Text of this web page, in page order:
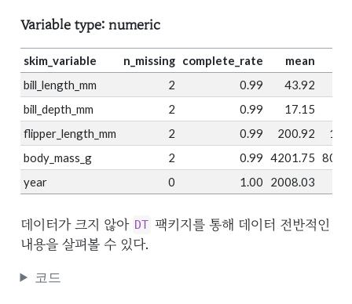
Variable type: numeric
skim_variable n_missing complete_rate mean
bill_length_mm
2 0.99 43.92
bill_depth_mm
2 0.99 17.15
flipper_length_mm
2 0.99 200.92
body_mass_g
2 0.99 4201.75
year
0 1.00 2008.03
데이터가 크지 않아 DT 팩키지를 통해 데이터 전반적인
내용을 살펴볼 수 있다.
코드